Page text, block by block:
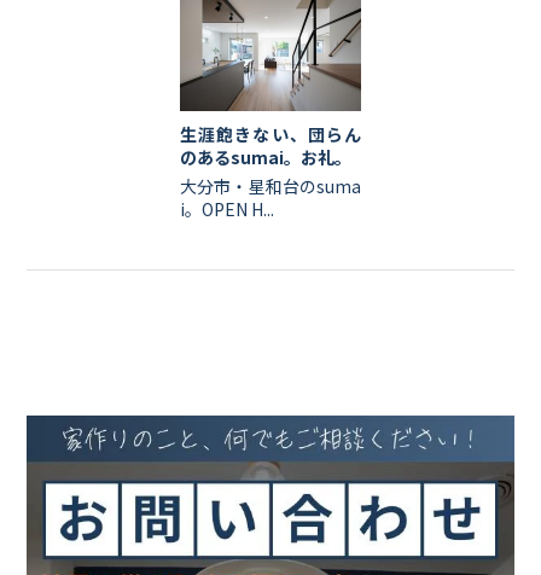
生涯飽きない、団らん
のあるsumai。お礼。
大分市・星和台のsuma
i。OPEN H...